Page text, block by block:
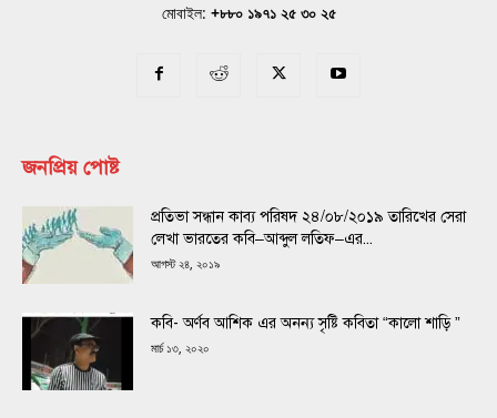
মোবাইল: +৮৮০ ১৯৭১ ২৫ ৩০ ২৫
জনপ্রিয় পোষ্ট
প্রতিভা সন্ধান কাব্য পরিষদ ২৪/০৮/২০১৯ তারিখের সেরা
লেখা ভারতের কবি–আব্দুল লতিফ–এর...
আগস্ট ২৪, ২০১৯
কবি- অর্ণব আশিক এর অনন্য সৃষ্টি কবিতা “কালো শাড়ি ”
মার্চ ১৩, ২০২০